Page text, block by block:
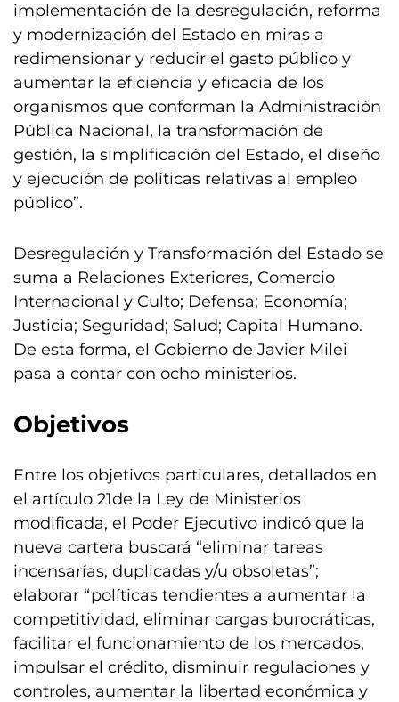
implementación de la desregulación, reforma
y modernización del Estado en miras a
redimensionar y reducir el gasto público y
aumentar la eficiencia y eficacia de los
organismos que conforman la Administración
Pública Nacional, la transformación de
gestión, la simplificación del Estado, el diseño
y ejecución de políticas relativas al empleo
público”.
Desregulación y Transformación del Estado se
suma a Relaciones Exteriores, Comercio
Internacional y Culto; Defensa; Economía;
Justicia; Seguridad; Salud; Capital Humano.
De esta forma, el Gobierno de Javier Milei
pasa a contar con ocho ministerios.
Objetivos
Entre los objetivos particulares, detallados en
el artículo 21de la Ley de Ministerios
modificada, el Poder Ejecutivo indicó que la
nueva cartera buscará “eliminar tareas
incensarías, duplicadas y/u obsoletas”;
elaborar “políticas tendientes a aumentar la
competitividad, eliminar cargas burocráticas,
facilitar el funcionamiento de los mercados,
impulsar el crédito, disminuir regulaciones y
controles, aumentar la libertad económica y